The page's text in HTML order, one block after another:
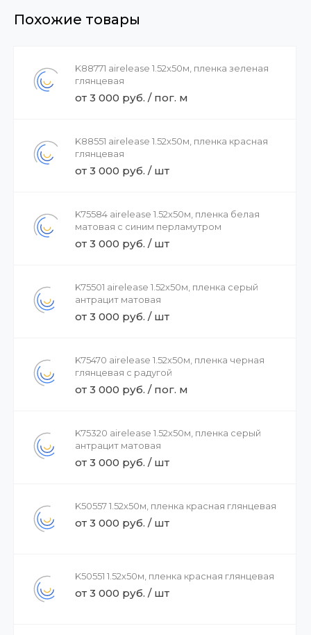
Похожие товары
K88771 airelease 1.52х50м, пленка зеленая
глянцевая
от 3 000 руб. / пог. м
K88551 airelease 1.52х50м, пленка красная
глянцевая
от 3 000 руб. / шт
K75584 airelease 1.52х50м, пленка белая
матовая с синим перламутром
от 3 000 руб. / шт
K75501 airelease 1.52х50м, пленка серый
антрацит матовая
от 3 000 руб. / шт
K75470 airelease 1.52х50м, пленка черная
глянцевая с радугой
от 3 000 руб. / пог. м
K75320 airelease 1.52х50м, пленка серый
антрацит матовая
от 3 000 руб. / шт
K50557 1.52х50м, пленка красная глянцевая
от 3 000 руб. / шт
K50551 1.52х50м, пленка красная глянцевая
от 3 000 руб. / шт